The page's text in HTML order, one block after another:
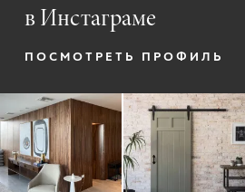
в Инстаграме
ПОСМОТРЕТЬ ПРОФИЛЬ